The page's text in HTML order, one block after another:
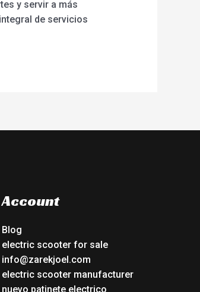
y servir a más
de servicios
Account
Blog
electric scooter for sale
info@zarekjoel.com
electric scooter manufacturer
nuevo patinete electrico